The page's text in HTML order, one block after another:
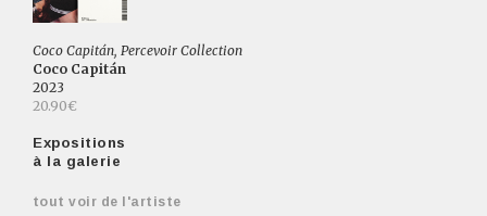
Coco Capitán, Percevoir Collection
Coco Capitán
2023
20.90€
Expositions
à la galerie
tout voir de l'artiste